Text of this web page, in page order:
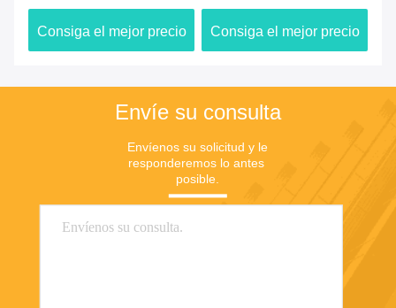
30/410 bomba lisa 410 del
efecto 28
Consiga el mejor precio
Skincare
Consiga el mejor precio
Envíe su consulta
Envíenos su solicitud y le
responderemos lo antes
posible.